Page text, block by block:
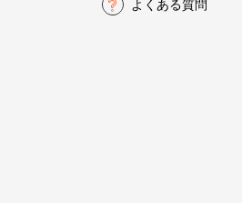
よくある質問